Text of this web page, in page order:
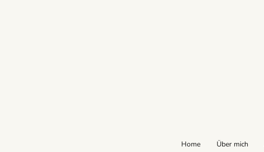
Home Über mich